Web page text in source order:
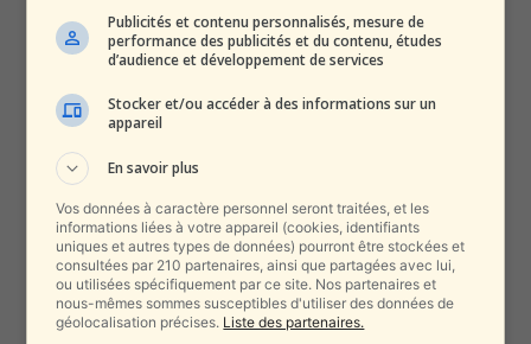
Publicités et contenu personnalisés, mesure de
performance des publicités et du contenu, études
d’audience et développement de services
Stocker et/ou accéder à des informations sur un
appareil
En savoir plus
Vos données à caractère personnel seront traitées, et les
informations liées à votre appareil (cookies, identifiants
uniques et autres types de données) pourront être stockées et
consultées par 210 partenaires, ainsi que partagées avec lui,
ou utilisées spécifiquement par ce site. Nos partenaires et
nous-mêmes sommes susceptibles d'utiliser des données de
géolocalisation précises. Liste des partenaires.